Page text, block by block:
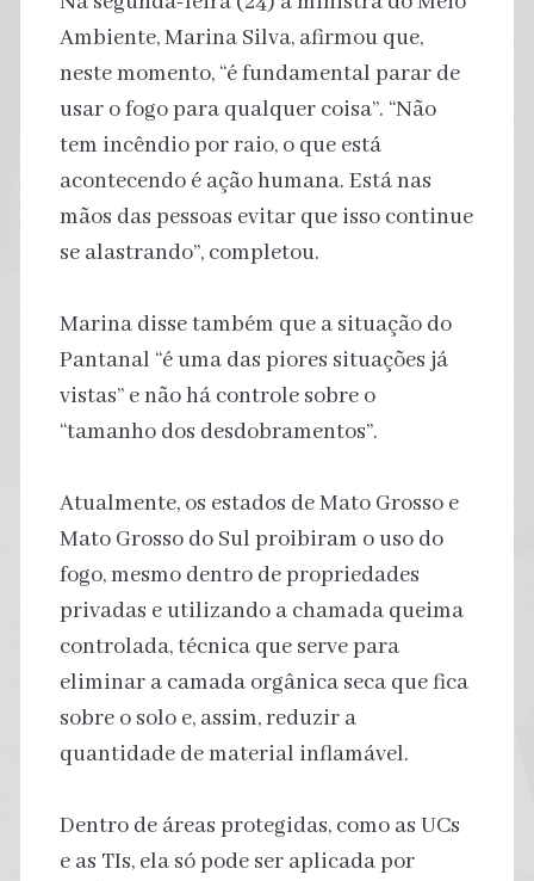
Ambiente, Marina Silva, afirmou que,
neste momento, “é fundamental parar de
usar o fogo para qualquer coisa”. “Não
tem incêndio por raio, o que está
acontecendo é ação humana. Está nas
mãos das pessoas evitar que isso continue
se alastrando”, completou.
Marina disse também que a situação do
Pantanal “é uma das piores situações já
vistas” e não há controle sobre o
“tamanho dos desdobramentos”.
Atualmente, os estados de Mato Grosso e
Mato Grosso do Sul proibiram o uso do
fogo, mesmo dentro de propriedades
privadas e utilizando a chamada queima
controlada, técnica que serve para
eliminar a camada orgânica seca que fica
sobre o solo e, assim, reduzir a
quantidade de material inflamável.
Dentro de áreas protegidas, como as UCs
e as TIs, ela só pode ser aplicada por